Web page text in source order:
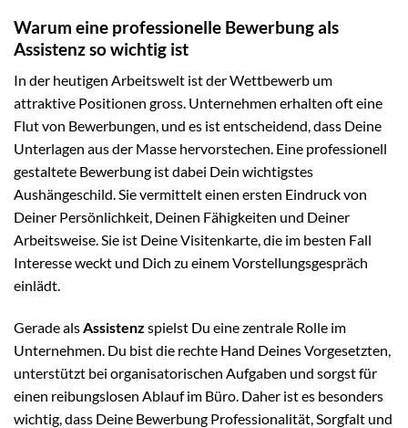
Warum eine professionelle Bewerbung als
Assistenz so wichtig ist
In der heutigen Arbeitswelt ist der Wettbewerb um
attraktive Positionen gross. Unternehmen erhalten oft eine
Flut von Bewerbungen, und es ist entscheidend, dass Deine
Unterlagen aus der Masse hervorstechen. Eine professionell
gestaltete Bewerbung ist dabei Dein wichtigstes
Aushängeschild. Sie vermittelt einen ersten Eindruck von
Deiner Persönlichkeit, Deinen Fähigkeiten und Deiner
Arbeitsweise. Sie ist Deine Visitenkarte, die im besten Fall
Interesse weckt und Dich zu einem Vorstellungsgespräch
einlädt.
Gerade alsAssistenz spielst Du eine zentrale Rolle im
Unternehmen. Du bist die rechte Hand Deines Vorgesetzten,
unterstützt bei organisatorischen Aufgaben und sorgst für
einen reibungslosen Ablauf im Büro. Daher ist es besonders
wichtig, dass Deine Bewerbung Professionalität, Sorgfalt und